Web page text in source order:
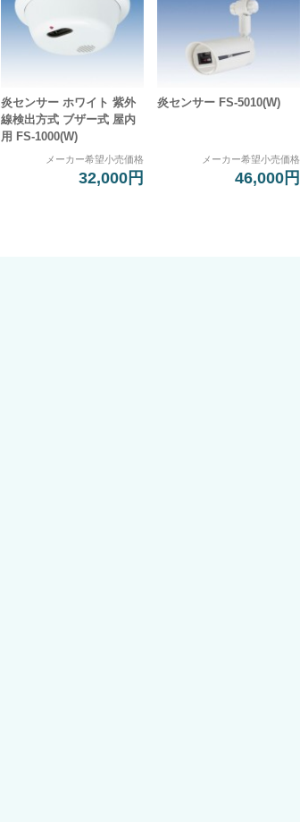
炎センサー ホワイト 紫外
線検出方式 ブザー式 屋内
用 FS-1000(W)
メーカー希望小売価格
32,000円
炎センサー FS-5010(W)
メーカー希望小売価格
46,000円